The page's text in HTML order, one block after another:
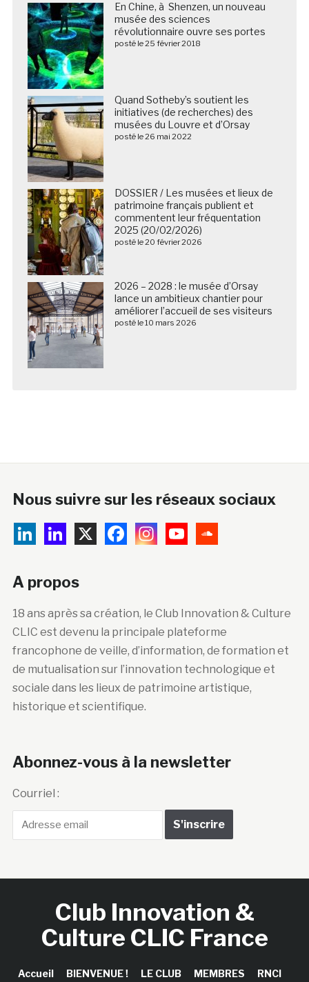
En Chine, à Shenzen, un nouveau
musée des sciences
révolutionnaire ouvre ses portes
posté le 25 février 2018
Quand Sotheby’s soutient les
initiatives (de recherches) des
musées du Louvre et d’Orsay
posté le 26 mai 2022
DOSSIER / Les musées et lieux de
patrimoine français publient et
commentent leur fréquentation
2025 (20/02/2026)
posté le 20 février 2026
2026 – 2028 : le musée d’Orsay
lance un ambitieux chantier pour
améliorer l’accueil de ses visiteurs
posté le 10 mars 2026
Nous suivre sur les réseaux sociaux
A propos
18 ans après sa création, le Club Innovation & Culture
CLIC est devenu la principale plateforme
francophone de veille, d’information, de formation et
de mutualisation sur l’innovation technologique et
sociale dans les lieux de patrimoine artistique,
historique et scientifique.
Abonnez-vous à la newsletter
Courriel :
Club Innovation &
Culture CLIC France
Accueil BIENVENUE ! LE CLUB MEMBRES RNCI